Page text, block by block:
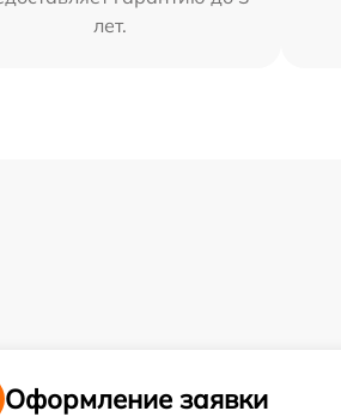
лет.
Оформление заявки